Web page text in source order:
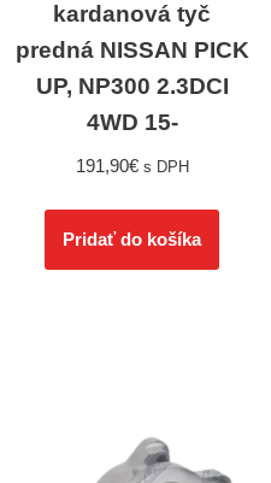
kardanová tyč
predná NISSAN PICK
UP, NP300 2.3DCI
4WD 15-
191,90€ s DPH
Pridať do košíka